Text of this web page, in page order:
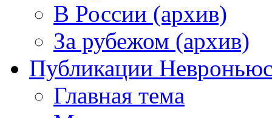
В России (архив)
За рубежом (архив)
Публикации
Главная тема